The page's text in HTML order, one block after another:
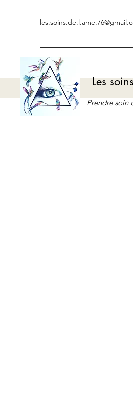
Les
Prendre soin